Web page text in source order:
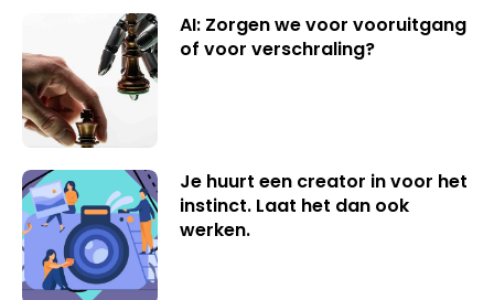
AI: Zorgen we voor vooruitgang
of voor verschraling?
Je huurt een creator in voor het
instinct. Laat het dan ook
werken.